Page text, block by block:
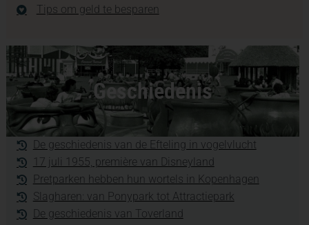
Tips om geld te besparen
Geschiedenis
De geschiedenis van de Efteling in vogelvlucht
17 juli 1955, première van Disneyland
Pretparken hebben hun wortels in Kopenhagen
Slagharen: van Ponypark tot Attractiepark
De geschiedenis van Toverland